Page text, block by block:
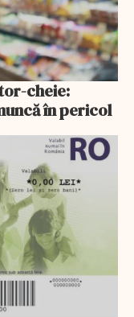
cheie:
în pericol